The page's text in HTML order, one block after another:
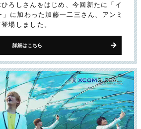
ろしさんをはじめ、今回新たに「イ
に加わった加藤一二三さん、アンミ
場しました。
詳細はこちら